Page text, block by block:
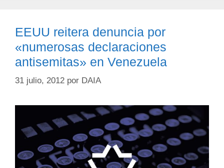
EEUU reitera denuncia por
«numerosas declaraciones
antisemitas» en Venezuela
31 julio, 2012 por DAIA